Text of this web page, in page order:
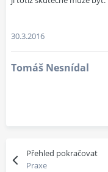
30.3.2016
Tomáš Nesnídal
Přehled pokračovat
Praxe